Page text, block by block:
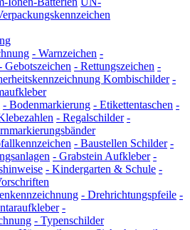
- Warnzeichen -
Gebotszeichen - Rettungszeichen -
Kombischilder -
- Bodenmarkierung - Etikettentaschen -
- Regalschilder -
- Baustellen Schilder -
- Grabstein Aufkleber -
- Kindergarten & Schule -
- Drehrichtungspfeile -
-
- Typenschilder